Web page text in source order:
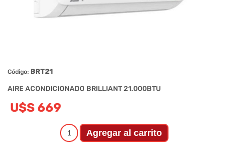
Código: BRT21
AIRE ACONDICIONADO BRILLIANT 21.000BTU
U$S 669